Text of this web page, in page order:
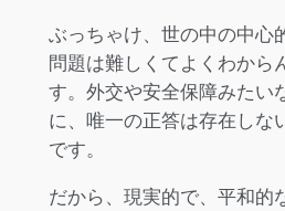
ぶっちゃけ、世の中の中心
問題は難しくてよくわから
す。外交や安全保障みたい
に、唯一の正答は存在しな
です。
だから、現実的で、平和的